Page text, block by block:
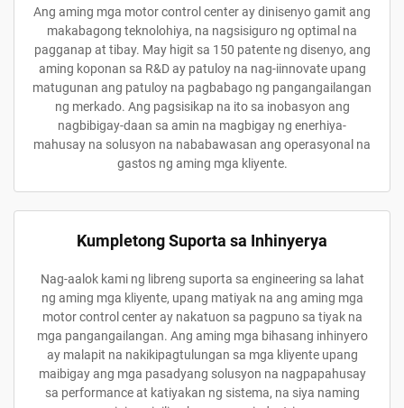
Ang aming mga motor control center ay dinisenyo gamit ang
makabagong teknolohiya, na nagsisiguro ng optimal na
pagganap at tibay. May higit sa 150 patente ng disenyo, ang
aming koponan sa R&D ay patuloy na nag-iinnovate upang
matugunan ang patuloy na pagbabago ng pangangailangan
ng merkado. Ang pagsisikap na ito sa inobasyon ang
nagbibigay-daan sa amin na magbigay ng enerhiya-
mahusay na solusyon na nababawasan ang operasyonal na
gastos ng aming mga kliyente.
Kumpletong Suporta sa Inhinyerya
Nag-aalok kami ng libreng suporta sa engineering sa lahat
ng aming mga kliyente, upang matiyak na ang aming mga
motor control center ay nakatuon sa pagpuno sa tiyak na
mga pangangailangan. Ang aming mga bihasang inhinyero
ay malapit na nakikipagtulungan sa mga kliyente upang
maibigay ang mga pasadyang solusyon na nagpapahusay
sa performance at katiyakan ng sistema, na siya naming